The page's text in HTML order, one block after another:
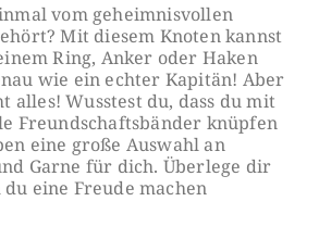
vom geheimnisvollen
Mit diesem Knoten kannst
Ring, Anker oder Haken
wie ein echter Kapitän! Aber
alles! Wusstest du, dass du mit
Freundschaftsbänder knüpfen
eine große Auswahl an
Garne für dich. Überlege dir
eine Freude machen